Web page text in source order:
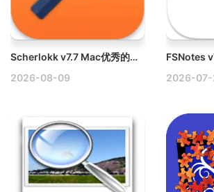
Scherlokk v7.7 Mac优秀的文件搜索工具下载
2026-08-09
2026-07-